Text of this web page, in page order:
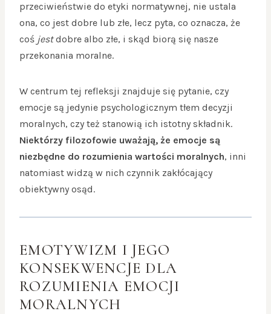
przeciwieństwie do etyki normatywnej, nie ustala
ona, co jest dobre lub złe, lecz pyta, co oznacza, że
coś jestdobre albo złe, i skąd biorą się nasze
przekonania moralne.
W centrum tej refleksji znajduje się pytanie, czy
emocje są jedynie psychologicznym tłem decyzji
moralnych, czy też stanowią ich istotny składnik.
Niektórzy filozofowie uważają, że emocje są
niezbędne do rozumienia wartości moralnych, inni
natomiast widzą w nich czynnik zakłócający
obiektywny osąd.
EMOTYWIZM I JEGO
KONSEKWENCJE DLA
ROZUMIENIA EMOCJI
MORALNYCH